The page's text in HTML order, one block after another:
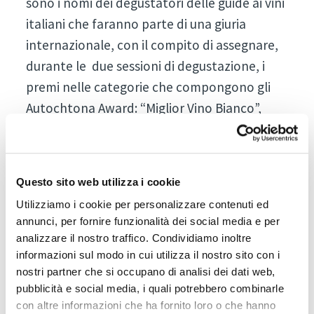
Questo sito web utilizza i cookie
Utilizziamo i cookie per personalizzare contenuti ed
annunci, per fornire funzionalità dei social media e per
analizzare il nostro traffico. Condividiamo inoltre
informazioni sul modo in cui utilizza il nostro sito con i
nostri partner che si occupano di analisi dei dati web,
pubblicità e social media, i quali potrebbero combinarle
con altre informazioni che ha fornito loro o che hanno
italiani che faranno parte di una giuria
internazionale, con il compito di assegnare,
durante le due sessioni di degustazione, i
premi nelle categorie che compongono gli
Autochtona Award: “Miglior Vino Bianco”,
“Miglior Vino Rosato”, “Miglior Vino Rosso”,
“Migliori Bollicine”, “Miglior Vino Dolce”.
Oltre ai premi speciali “Terroir” e “Spirito
diVino”, altri tre premi, all’interno della
sezione Tasting Lagrein, saranno riservati ai
vini prodotti con questo vitigno autoctono a
bacca rossa dell’Alto Adige nelle categorie
“Kretzer”, “Classico” e “Riserva”.
La giuria sarà inoltre arricchita da critici e